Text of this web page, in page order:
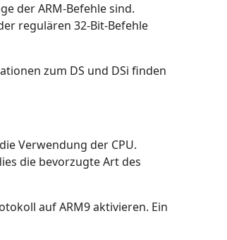
der ARM-Befehle sind.
regulären 32-Bit-Befehle
zum DS und DSi finden
Verwendung der CPU.
die bevorzugte Art des
auf ARM9 aktivieren. Ein